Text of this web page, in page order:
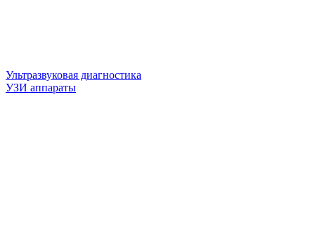
Ультразвуковая диагностика
УЗИ аппараты